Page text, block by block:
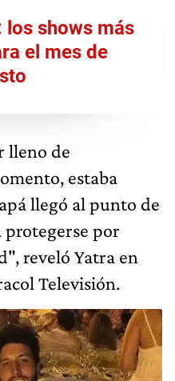
los shows más
el mes de
lleno de
estaba
llegó al punto de
por
reveló Yatra en
Televisión.